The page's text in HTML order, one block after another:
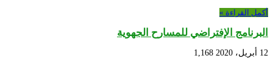
أكمل القراءة »
البرنامج الإفتراضي للمسارح الجهوية
12 أبريل، 2020 1,168